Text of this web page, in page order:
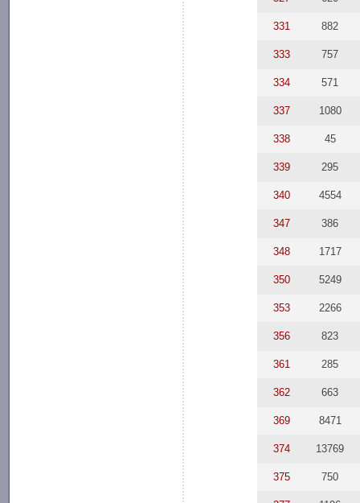
331 882
333 757
334 571
337 1080
338 45
339 295
340 4554
347 386
348 1717
350 5249
353 2266
356 823
361 285
362 663
369 8471
374 13769
375 750